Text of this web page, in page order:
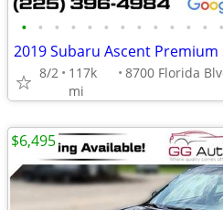
• • • • • • • • • • • • •
2019 Subaru Ascent
8/2
117k
mi
$6,495